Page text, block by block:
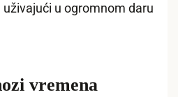
u ogromnom daru
vremena